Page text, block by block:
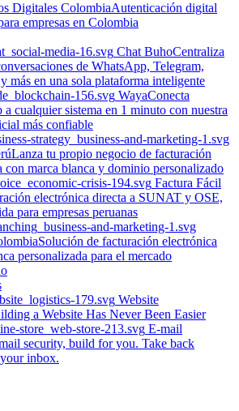
Digitales ColombiaAutenticación digital
empresas en Colombia
Chat BuhoCentraliza
de WhatsApp, Telegram,
más en una sola plataforma inteligente
WayaConecta
cualquier sistema en 1 minuto con nuestra
más confiable
Lanza tu propio negocio de facturación
con marca blanca y dominio personalizado
Factura Fácil
electrónica directa a SUNAT y OSE,
para empresas peruanas
Solución de facturación electrónica
personalizada para el mercado
Website
a Website Has Never Been Easier
E-mail
security, build for you. Take back
inbox.